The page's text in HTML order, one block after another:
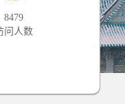
8479
问人数